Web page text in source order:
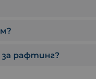
рафтинг?